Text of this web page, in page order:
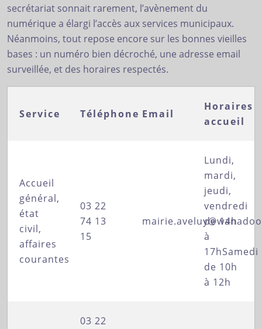
secrétariat sonnait rarement, l’avènement du
numérique a élargi l’accès aux services municipaux.
Néanmoins, tout repose encore sur les bonnes vieilles
bases : un numéro bien décroché, une adresse email
surveillée, et des horaires respectés.
Service Téléphone Email
Horaires
accueil
Accueil
général,
état
civil,
affaires
courantes
03 22
74 13
15
Lundi,
mardi,
jeudi,
vendredi
de 14h
à
17hSamedi
de 10h
à 12h
03 22